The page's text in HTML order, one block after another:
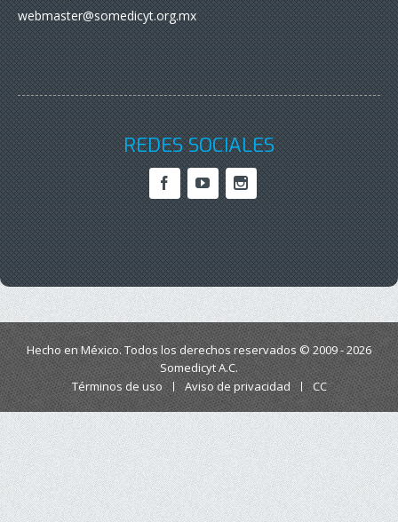
webmaster@somedicyt.org.mx
REDES SOCIALES
Hecho en México. Todos los derechos reservados © 2009 - 2026
Somedicyt A.C.
Términos de uso
Aviso de privacidad CC